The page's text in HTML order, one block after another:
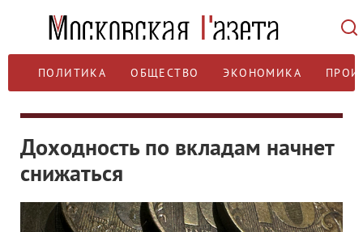
ПОЛИТИКА ОБЩЕСТВО ЭКОНОМИКА
Доходность по вкладам начнет
снижаться